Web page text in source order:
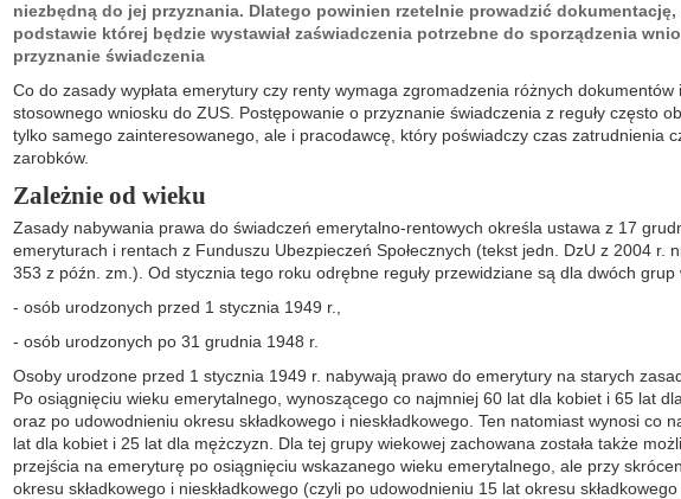
niezbędną do jej przyznania. Dlatego powinien rzetelnie prowadzić dokumentację,
podstawie której będzie wystawiał zaświadczenia potrzebne do sporządzenia
przyznanie świadczenia
Co do zasady wypłata emerytury czy renty wymaga zgromadzenia różnych dokumentów i
stosownego wniosku do ZUS. Postępowanie o przyznanie świadczenia z reguły często
tylko samego zainteresowanego, ale i pracodawcę, który poświadczy czas zatrudnienia
zarobków.
Zależnie od wieku
Zasady nabywania prawa do świadczeń emerytalno-rentowych określa ustawa z 17
emeryturach i rentach z Funduszu Ubezpieczeń Społecznych (tekst jedn. DzU z 2004 r.
353 z późn. zm.). Od stycznia tego roku odrębne reguły przewidziane są dla dwóch grup
- osób urodzonych przed 1 stycznia 1949 r.,
- osób urodzonych po 31 grudnia 1948 r.
Osoby urodzone przed 1 stycznia 1949 r. nabywają prawo do emerytury na starych
Po osiągnięciu wieku emerytalnego, wynoszącego co najmniej 60 lat dla kobiet i 65 lat
oraz po udowodnieniu okresu składkowego i nieskładkowego. Ten natomiast wynosi co
lat dla kobiet i 25 lat dla mężczyzn. Dla tej grupy wiekowej zachowana została także
przejścia na emeryturę po osiągnięciu wskazanego wieku emerytalnego, ale przy
okresu składkowego i nieskładkowego (czyli po udowodnieniu 15 lat okresu składkowego